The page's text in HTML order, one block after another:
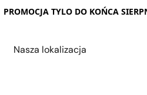
PROMOCJA TYLO DO KOŃCA
Nasza lokalizacja